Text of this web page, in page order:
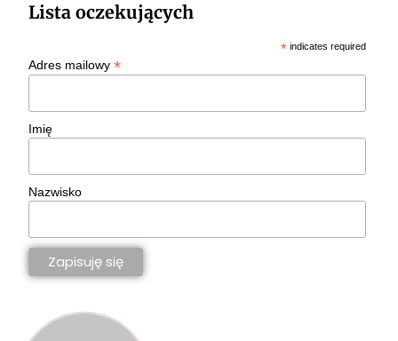
Lista oczekujących
* indicates required
Adres mailowy*
Imię
Nazwisko